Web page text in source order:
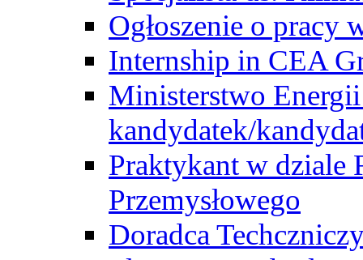
Ogłoszenie o pracy
Internship in CEA
Ministerstwo
kandydatek/
Praktykant w dziale
Przemysłowego
Doradca